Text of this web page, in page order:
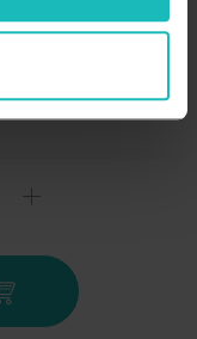
.
sustava;
te normalne